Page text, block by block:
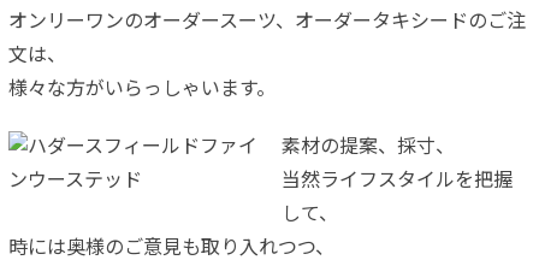
オンリーワンのオーダースーツ、オーダータキシードのご注
文は、
様々な方がいらっしゃいます。
素材の提案、採寸、
当然ライフスタイルを把握
して、
時には奥様のご意見も取り入れつつ、